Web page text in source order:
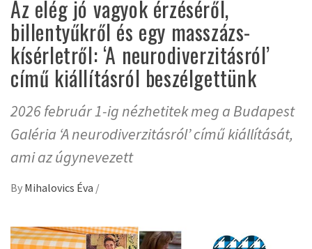
Az elég jó vagyok érzéséről,
billentyűkről és egy masszázs-
kísérletről: ‘A neurodiverzitásról’
című kiállításról beszélgettünk
2026 február 1-ig nézhetitek meg a Budapest
Galéria ‘A neurodiverzitásról’ című kiállítását,
ami az úgynevezett
By Mihalovics Éva /